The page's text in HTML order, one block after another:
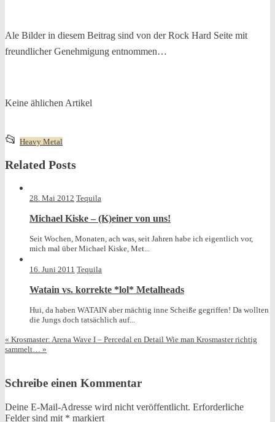
Ale Bilder in diesem Beitrag sind von der Rock Hard Seite mit
freundlicher Genehmigung entnommen…
Keine ählichen Artikel
📂 This
was
Heavy Metal
Related Posts
28. Mai 2012 Tequila
Michael Kiske – (K)einer von uns!
Seit Wochen, Monaten, ach was, seit Jahren habe ich eigentlich vor,
mich mal über Michael Kiske, Met...
16. Juni 2011 Tequila
Watain vs. korrekte *lol* Metalheads
Hui, da haben WATAIN aber mächtig inne Scheiße gegriffen! Da wollten
die Jungs doch tatsächlich auf...
« Krosmaster: Arena Wave I – Percedal en Detail Wie man Krosmaster richtig
sammelt… »
Schreibe einen Kommentar
Deine E-Mail-Adresse wird nicht veröffentlicht. Erforderliche
Felder sind mit * markiert